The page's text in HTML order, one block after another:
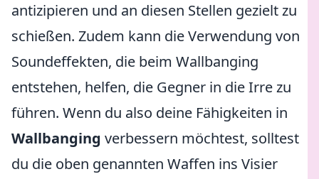
antizipieren und an diesen Stellen gezielt zu
schießen. Zudem kann die Verwendung von
Soundeffekten, die beim Wallbanging
entstehen, helfen, die Gegner in die Irre zu
führen. Wenn du also deine Fähigkeiten in
Wallbanging verbessern möchtest, solltest
du die oben genannten Waffen ins Visier